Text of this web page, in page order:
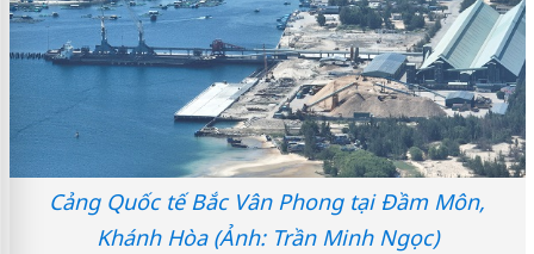
Cảng Quốc tế Bắc Vân Phong tại Đầm Môn,
Khánh Hòa (Ảnh: Trần Minh Ngọc)